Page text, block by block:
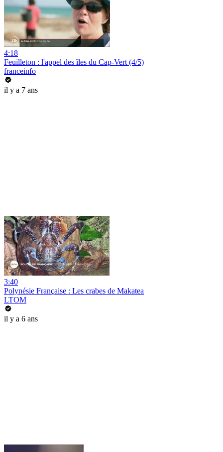
4:18
Feuilleton : l'appel des îles du Cap-Vert (4/5)
franceinfo
il y a 7 ans
3:40
Polynésie Française : Les crabes de Makatea
LTOM
il y a 6 ans